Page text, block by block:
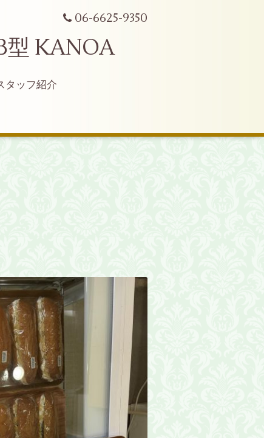
06-6625-9350
型 KANOA
タッフ紹介